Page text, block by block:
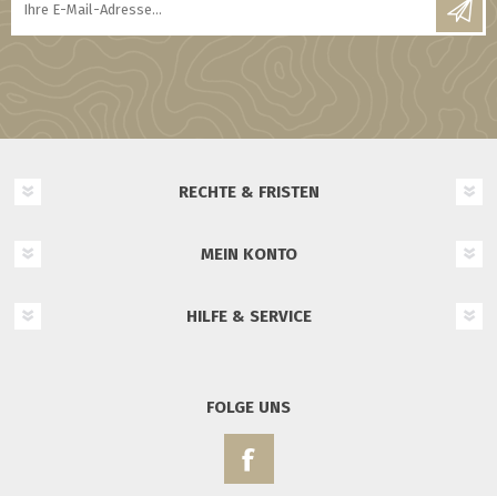
RECHTE & FRISTEN
MEIN KONTO
HILFE & SERVICE
FOLGE UNS